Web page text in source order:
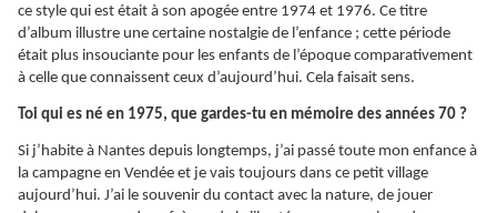
ce style qui est était à son apogée entre 1974 et 1976. Ce titre
d’album illustre une certaine nostalgie de l’enfance ; cette période
était plus insouciante pour les enfants de l’époque comparativement
à celle que connaissent ceux d’aujourd’hui. Cela faisait sens.
Toi qui es né en 1975, que gardes-tu en mémoire des années 70 ?
Si j’habite à Nantes depuis longtemps, j’ai passé toute mon enfance à
la campagne en Vendée et je vais toujours dans ce petit village
aujourd’hui. J’ai le souvenir du contact avec la nature, de jouer